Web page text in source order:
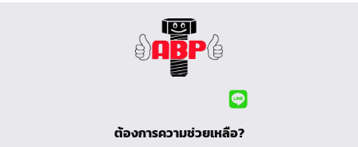
ต้องการความช่วยเหลือ?